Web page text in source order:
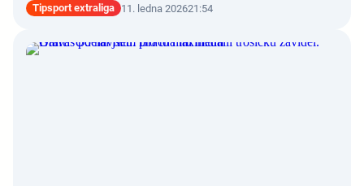
Tipsport extraliga 11. ledna 202621:54